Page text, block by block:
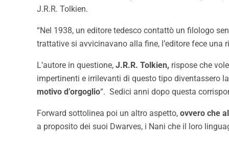
J.R.R. Tolkien.
“Nel 1938, un editore tedesco contattò un filologo
trattative si avvicinavano alla fine, l’editore fece
L’autore in questione, J.R.R. Tolkien, rispose che
impertinenti e irrilevanti di questo tipo diventassero
motivo d’orgoglio“. Sedici anni dopo questa
Forward sottolinea poi un altro aspetto, ovvero che
a proposito dei suoi Dwarves, i Nani che il loro